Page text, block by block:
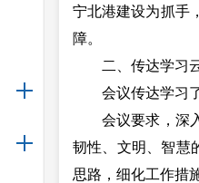
宁北港建设为抓手
障。
二、传达学习云
会议传达学习了
会议要求，深入
韧性、文明、智慧
思路，细化工作措